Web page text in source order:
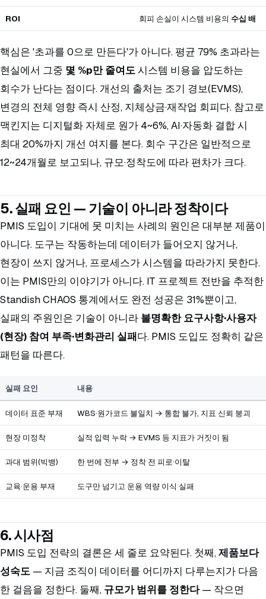
ROI 회피 손실이 시스템 비용의 수십 배
핵심은 '초과를 0으로 만든다'가 아니다. 평균 79% 초과라는
현실에서 그중 몇 %p만 줄여도시스템 비용을 압도하는
회수가 난다는 점이다. 개선의 출처는 조기 경보(EVMS),
변경의 전체 영향 즉시 산정, 지체상금·재작업 회피다. 참고로
맥킨지는 디지털화 자체로 원가 4~6%, AI·자동화 결합 시
최대 20%까지 개선 여지를 본다. 회수 구간은 일반적으로
12~24개월로 보고되나, 규모·정착도에 따라 편차가 크다.
5. 실패 요인 — 기술이 아니라 정착이다
PMIS 도입이 기대에 못 미치는 사례의 원인은 대부분 제품이
아니다. 도구는 작동하는데 데이터가 들어오지 않거나,
현장이 쓰지 않거나, 프로세스가 시스템을 따라가지 못한다.
이는 PMIS만의 이야기가 아니다. IT 프로젝트 전반을 추적한
Standish CHAOS 통계에서도 완전 성공은 31%뿐이고,
실패의 주원인은 기술이 아니라 불명확한 요구사항·사용자
(현장) 참여 부족·변화관리 실패다. PMIS 도입도 정확히 같은
패턴을 따른다.
실패 요인 내용
데이터 표준 부재 WBS·원가코드 불일치 → 통합 불가, 지표 신뢰 붕괴
현장 미정착 실적 입력 누락 → EVMS 등 지표가 거짓이 됨
과대 범위(빅뱅) 한 번에 전부 → 정착 전 피로·이탈
교육·운용 부재 도구만 넘기고 운용 역량 이식 실패
6. 시사점
PMIS 도입 전략의 결론은 세 줄로 요약된다. 첫째,제품보다
성숙도 — 지금 조직이 데이터를 어디까지 다루는지가 다음
한 걸음을 정한다. 둘째, 규모가 범위를 정한다— 작으면